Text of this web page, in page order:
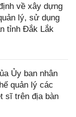
về xây dựng
lý, sử dụng
tỉnh Đắk Lắk
Ủy ban nhân
quản lý các
sĩ trên địa bàn